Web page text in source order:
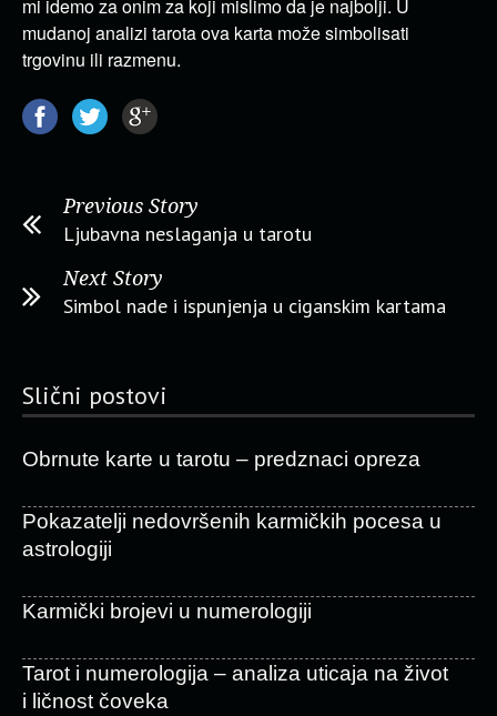
mi idemo za onim za koji mislimo da je najbolji. U
mudanoj analizi tarota ova karta može simbolisati
trgovinu ili razmenu.
Previous Story
Ljubavna neslaganja u tarotu
Next Story
Simbol nade i ispunjenja u ciganskim kartama
Slični postovi
Obrnute karte u tarotu – predznaci opreza
Pokazatelji nedovršenih karmičkih pocesa u
astrologiji
Karmički brojevi u numerologiji
Tarot i numerologija – analiza uticaja na život
i ličnost čoveka